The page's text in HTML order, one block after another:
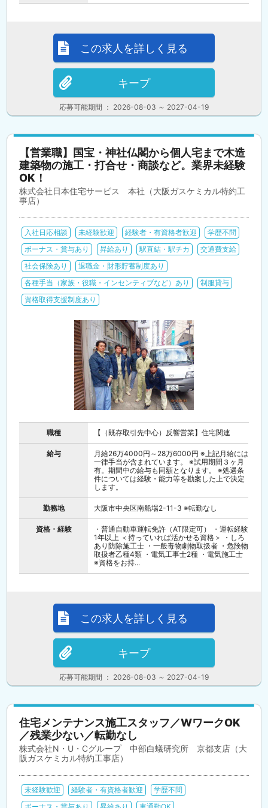
応募可能期間 ： 2026-08-03 ～ 2027-04-19
この求人を詳しく見る
キープ
【営業職】国宝・神社仏閣から個人宅まで木造
建築物の施工・打合せ・商談など。業界未経験
OK！
株式会社日本住宅サービス 本社（大阪ガスケミカル特約工
事店）
入社日応相談 未経験歓迎 経験者・有資格者歓迎
学歴不問
ボーナス・賞与あり
昇給あり 駅直結・駅チカ
交通費支給
社会保険あり
退職金・財形貯蓄制度あり
各種手当（家族・役職・インセンティブなど）あり
制服貸与
資格取得支援制度あり
職種 【（既存取引先中心）反響営業】住宅関連
給与
月給26万4000円～28万6000円 ※上記月給には
一律手当が含まれています。 ※試用期間３ヶ月
有。期間中の給与も同額となります。 ※処遇条
件については経験・能力等を勘案した上で決定
します。
勤務地 大阪市中央区南船場2-11-3 ※転勤なし
資格・経験
・普通自動車運転免許（AT限定可） ・運転経験
1年以上 ＜持っていれば活かせる資格＞ ・しろ
あり防除施工士 ・一般毒物劇物取扱者 ・危険物
取扱者乙種4類 ・電気工事士2種 ・電気施工士
※資格をお持...
応募可能期間 ： 2026-08-03 ～ 2027-04-19
この求人を詳しく見る
キープ
住宅メンテナンス施工スタッフ／WワークOK
／残業少ない／転勤なし
株式会社N・U・Cグループ 中部白蟻研究所 京都支店（大
阪ガスケミカル特約工事店）
未経験歓迎 経験者・有資格者歓迎
学歴不問